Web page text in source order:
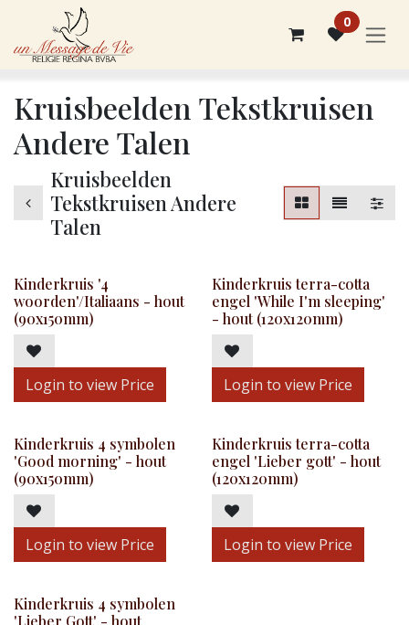
Overslaan naar inhoud
0
Kruisbeelden Tekstkruisen
Andere Talen
Kruisbeelden
Tekstkruisen Andere
Talen
Kinderkruis '4
woorden'/Italiaans - hout
(90x150mm)
Login to view Price
Kinderkruis terra-cotta
engel 'While I'm sleeping'
- hout (120x120mm)
Login to view Price
Kinderkruis 4 symbolen
'Good morning' - hout
(90x150mm)
Login to view Price
Kinderkruis terra-cotta
engel 'Lieber gott' - hout
(120x120mm)
Login to view Price
Kinderkruis 4 symbolen
'Lieber Gott' - hout